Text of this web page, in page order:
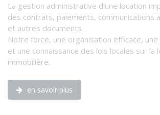
La gestion administrative d'une location
des contrats, paiements, communications
et autres documents.
Notre force, une organisation efficace,
et une connaissance des lois locales sur la
immobilière.
en savoir plus